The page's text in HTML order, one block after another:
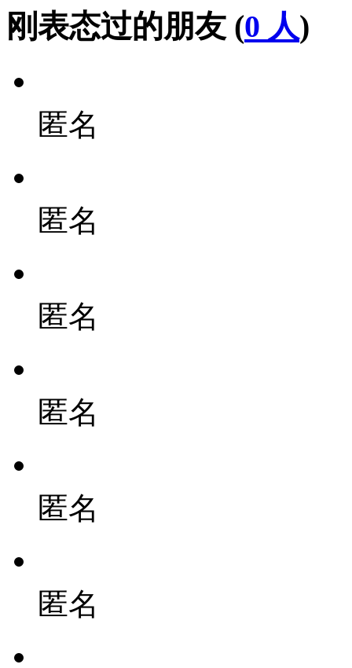
刚表态过的朋友 (0 人)
匿名
匿名
匿名
匿名
匿名
匿名